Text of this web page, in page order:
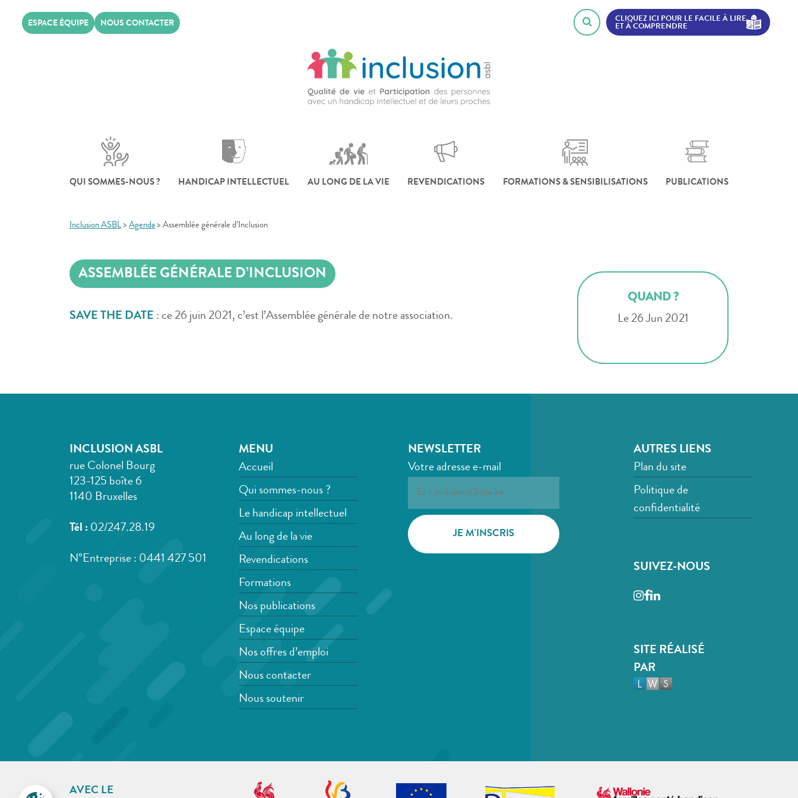
ESPACE ÉQUIPE NOUS CONTACTER
CLIQUEZ ICI POUR LE FACILE À LIRE
ET À COMPRENDRE
QUI SOMMES-NOUS ? HANDICAP INTELLECTUEL AU LONG DE LA VIE REVENDICATIONS FORMATIONS & SENSIBILISATIONS PUBLICATIONS
Inclusion ASBL> Agenda > Assemblée générale d’Inclusion
ASSEMBLÉE GÉNÉRALE D’INCLUSION
SAVE THE DATE : ce 26 juin 2021, c’est l’Assemblée générale de notre association.
QUAND ?
Le 26 Jun 2021
INCLUSION ASBL
rue Colonel Bourg
123-125 boîte 6
1140 Bruxelles
Tél : 02/247.28.19
N°Entreprise : 0441 427 501
MENU
Accueil
Qui sommes-nous ?
Le handicap intellectuel
Au long de la vie
Revendications
Formations
Nos publications
Espace équipe
Nos offres d’emploi
Nous contacter
Nous soutenir
NEWSLETTER
Votre adresse e-mail
AUTRES LIENS
Plan du site
Politique de
confidentialité
SUIVEZ-NOUS
Instagram
Facebook
LinkedIn
SITE RÉALISÉ
PAR
AVEC LE